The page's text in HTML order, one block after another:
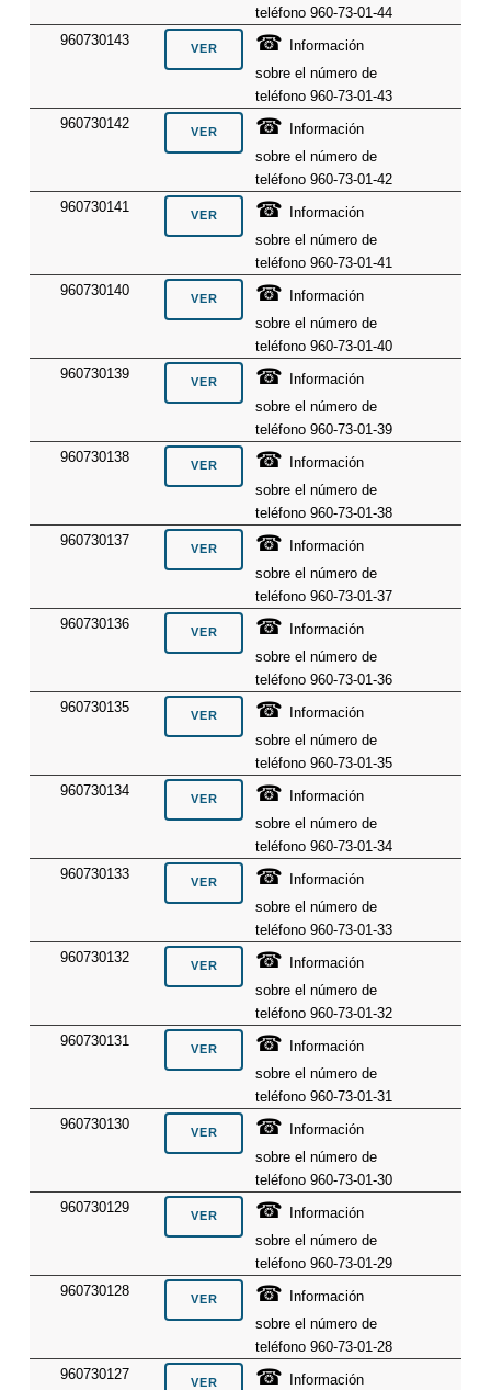
teléfono 960-73-01-44
960730143
☎
Información
sobre el número de
teléfono 960-73-01-43
960730142
☎
Información
sobre el número de
teléfono 960-73-01-42
960730141
☎
Información
sobre el número de
teléfono 960-73-01-41
960730140
☎
Información
sobre el número de
teléfono 960-73-01-40
960730139
☎
Información
sobre el número de
teléfono 960-73-01-39
960730138
☎
Información
sobre el número de
teléfono 960-73-01-38
960730137
☎
Información
sobre el número de
teléfono 960-73-01-37
960730136
☎
Información
sobre el número de
teléfono 960-73-01-36
960730135
☎
Información
sobre el número de
teléfono 960-73-01-35
960730134
☎
Información
sobre el número de
teléfono 960-73-01-34
960730133
☎
Información
sobre el número de
teléfono 960-73-01-33
960730132
☎
Información
sobre el número de
teléfono 960-73-01-32
960730131
☎
Información
sobre el número de
teléfono 960-73-01-31
960730130
☎
Información
sobre el número de
teléfono 960-73-01-30
960730129
☎
Información
sobre el número de
teléfono 960-73-01-29
960730128
☎
Información
sobre el número de
teléfono 960-73-01-28
960730127
☎
Información